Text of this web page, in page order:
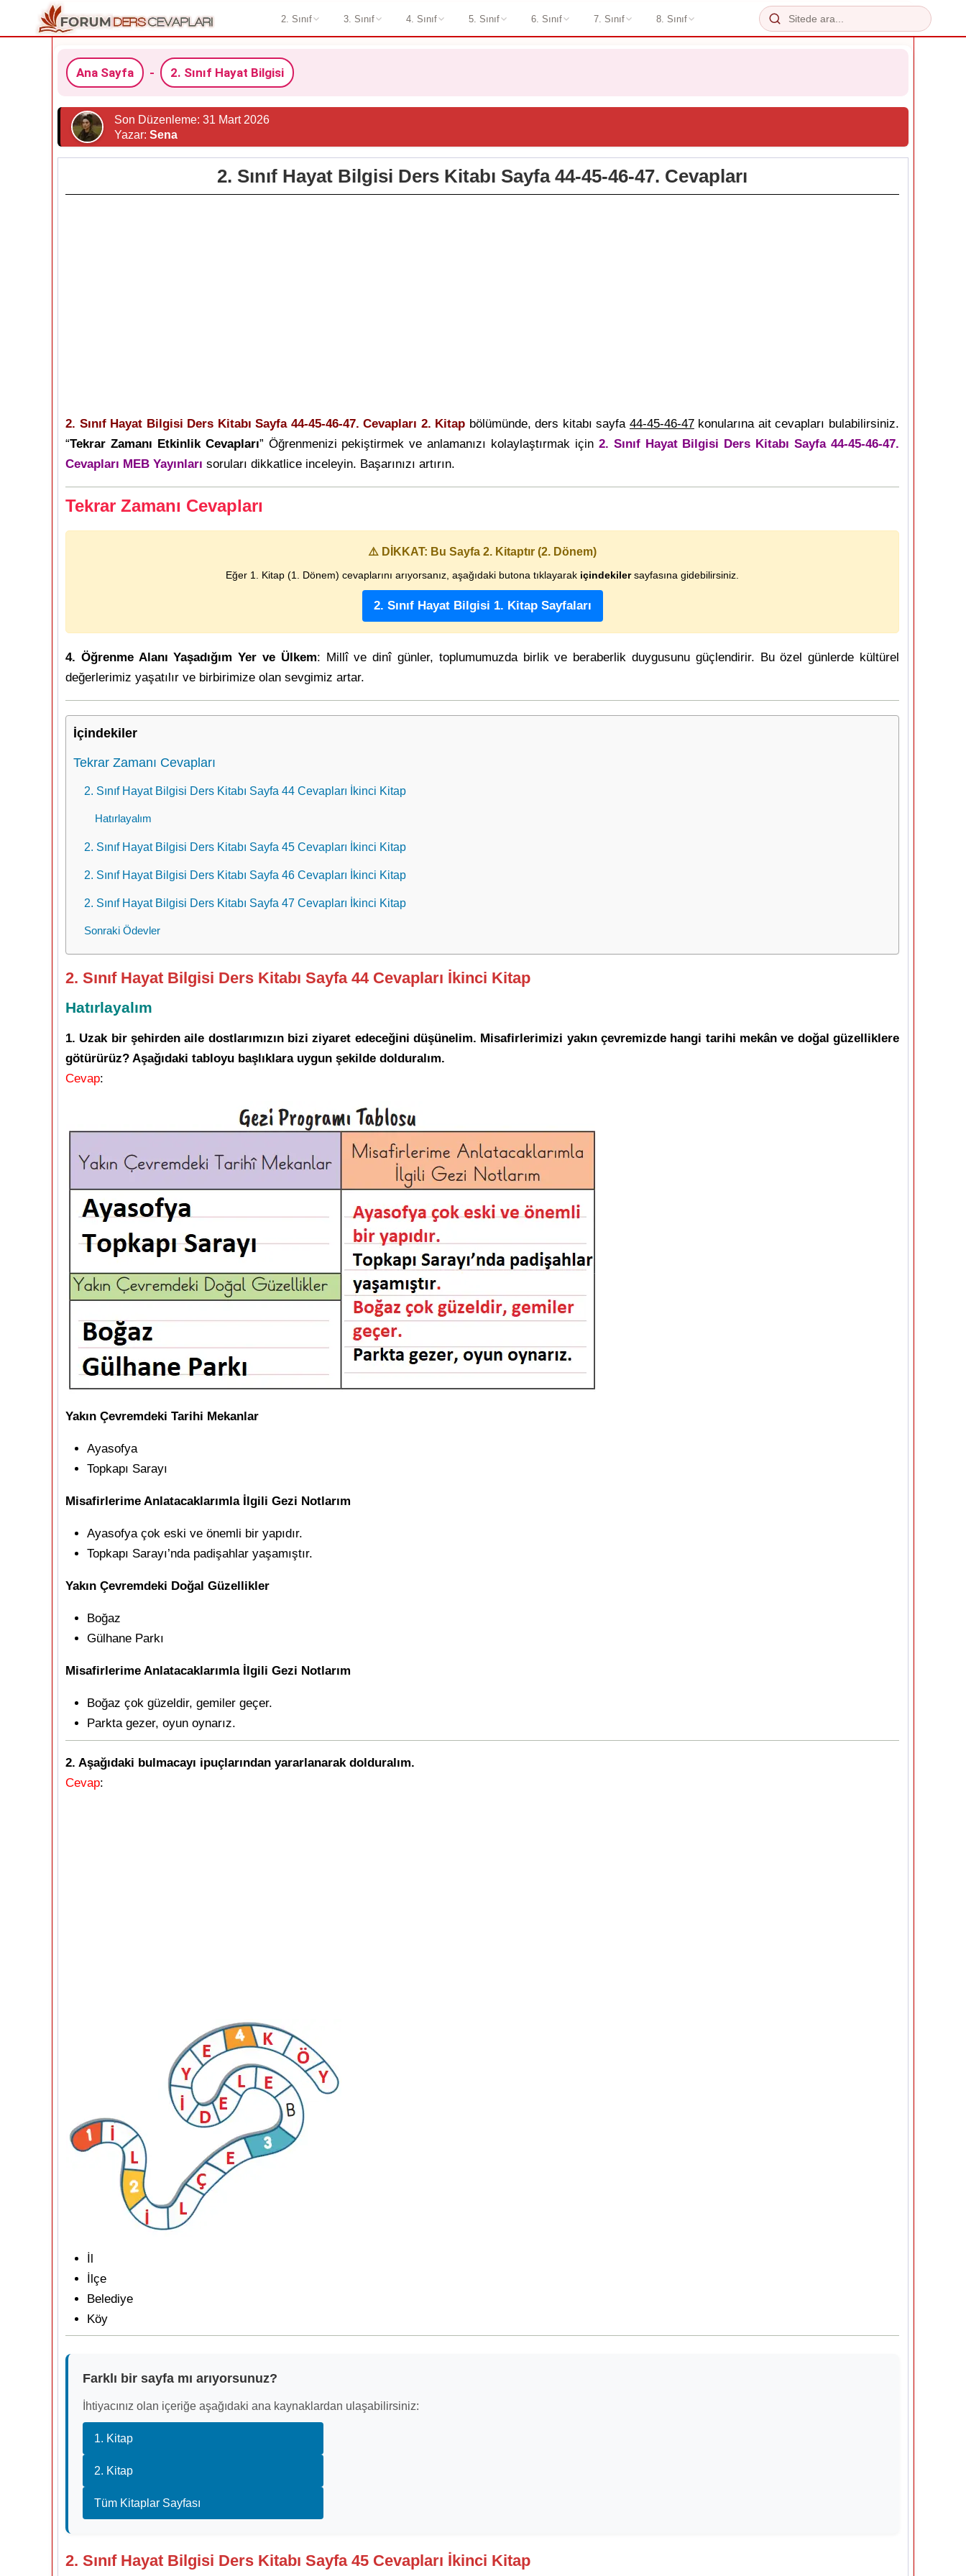
2. Sınıf 3. Sınıf 4. Sınıf 5. Sınıf 6. Sınıf 7. Sınıf 8. Sınıf
Ana Sayfa - 2. Sınıf Hayat Bilgisi
Son Düzenleme: 31 Mart 2026
Yazar: Sena
2. Sınıf Hayat Bilgisi Ders Kitabı Sayfa 44-45-46-47. Cevapları
2. Sınıf Hayat Bilgisi Ders Kitabı Sayfa 44-45-46-47. Cevapları 2. Kitap bölümünde, ders kitabı sayfa 44-45-46-47konularına ait cevapları bulabilirsiniz.
“Tekrar Zamanı Etkinlik Cevapları” Öğrenmenizi pekiştirmek ve anlamanızı kolaylaştırmak için 2. Sınıf Hayat Bilgisi Ders Kitabı Sayfa 44-45-46-47.
Cevapları MEB Yayınları soruları dikkatlice inceleyin. Başarınızı artırın.
Tekrar Zamanı Cevapları
⚠️ DİKKAT: Bu Sayfa 2. Kitaptır (2. Dönem)
Eğer 1. Kitap (1. Dönem) cevaplarını arıyorsanız, aşağıdaki butona tıklayarak içindekilersayfasına gidebilirsiniz.
2. Sınıf Hayat Bilgisi 1. Kitap Sayfaları
4. Öğrenme Alanı Yaşadığım Yer ve Ülkem: Millî ve dinî günler, toplumumuzda birlik ve beraberlik duygusunu güçlendirir. Bu özel günlerde kültürel
değerlerimiz yaşatılır ve birbirimize olan sevgimiz artar.
İçindekiler
Tekrar Zamanı Cevapları
2. Sınıf Hayat Bilgisi Ders Kitabı Sayfa 44 Cevapları İkinci Kitap
Hatırlayalım
2. Sınıf Hayat Bilgisi Ders Kitabı Sayfa 45 Cevapları İkinci Kitap
2. Sınıf Hayat Bilgisi Ders Kitabı Sayfa 46 Cevapları İkinci Kitap
2. Sınıf Hayat Bilgisi Ders Kitabı Sayfa 47 Cevapları İkinci Kitap
Sonraki Ödevler
2. Sınıf Hayat Bilgisi Ders Kitabı Sayfa 44 Cevapları İkinci Kitap
Hatırlayalım
1. Uzak bir şehirden aile dostlarımızın bizi ziyaret edeceğini düşünelim. Misafirlerimizi yakın çevremizde hangi tarihi mekân ve doğal güzelliklere
götürürüz? Aşağıdaki tabloyu başlıklara uygun şekilde dolduralım.
Cevap:
Yakın Çevremdeki Tarihi Mekanlar
Ayasofya
Topkapı Sarayı
Misafirlerime Anlatacaklarımla İlgili Gezi Notlarım
Ayasofya çok eski ve önemli bir yapıdır.
Topkapı Sarayı’nda padişahlar yaşamıştır.
Yakın Çevremdeki Doğal Güzellikler
Boğaz
Gülhane Parkı
Misafirlerime Anlatacaklarımla İlgili Gezi Notlarım
Boğaz çok güzeldir, gemiler geçer.
Parkta gezer, oyun oynarız.
2. Aşağıdaki bulmacayı ipuçlarından yararlanarak dolduralım.
Cevap:
İl
İlçe
Belediye
Köy
Farklı bir sayfa mı arıyorsunuz?
İhtiyacınız olan içeriğe aşağıdaki ana kaynaklardan ulaşabilirsiniz:
1. Kitap
2. Kitap
Tüm Kitaplar Sayfası
2. Sınıf Hayat Bilgisi Ders Kitabı Sayfa 45 Cevapları İkinci Kitap